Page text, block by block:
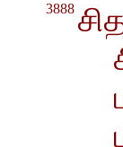
3888